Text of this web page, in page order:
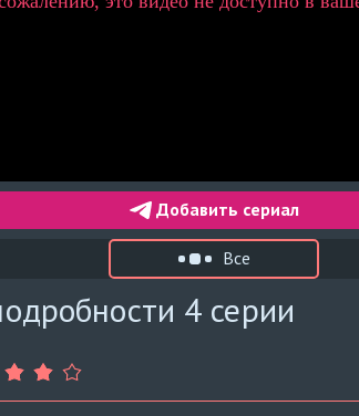
Добавить сериал
Все
4 серии